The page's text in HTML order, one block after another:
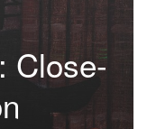
Close-